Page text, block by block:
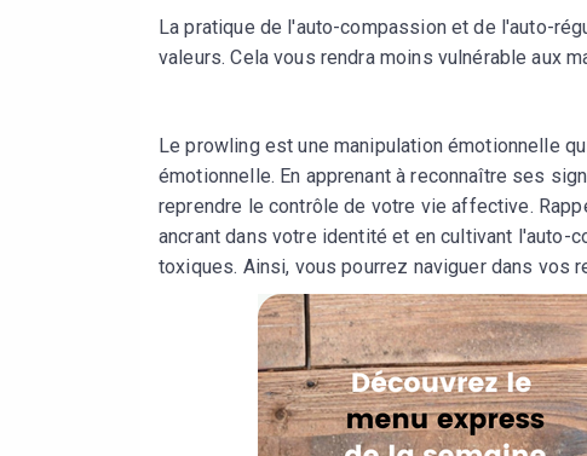
La pratique de l'auto-compassion et de l'auto-
valeurs. Cela vous rendra moins vulnérable aux
Le prowling est une manipulation émotionnelle
émotionnelle. En apprenant à reconnaître ses
reprendre le contrôle de votre vie affective.
ancrant dans votre identité et en cultivant
toxiques. Ainsi, vous pourrez naviguer dans vos